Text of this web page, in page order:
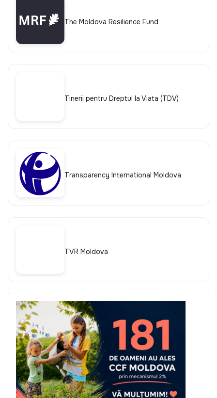
The Moldova Resilience Fund
Tinerii pentru Dreptul la Viata (TDV)
Transparency International Moldova
TVR Moldova